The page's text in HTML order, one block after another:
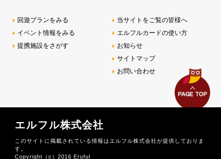
回遊プランをみる
イベント情報をみる
提携施設をさがす
当サイトをご覧の皆様へ
エルフルカードの使い方
お知らせ
サイトマップ
お問い合わせ
エルフル株式会社
このサイトに掲載されている情報はエルフル株式会社が提供しておりま
す。
Copyright（c）2016 Eruful